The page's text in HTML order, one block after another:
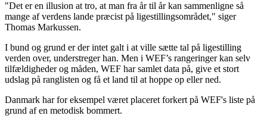
"Det er en illusion at tro, at man fra år til år kan sammenligne så
mange af verdens lande præcist på ligestillingsområdet," siger
Thomas Markussen.
I bund og grund er der intet galt i at ville sætte tal på ligestilling
verden over, understreger han. Men i WEF’s rangeringer kan selv
tilfældigheder og måden, WEF har samlet data på, give et stort
udslag på ranglisten og få et land til at hoppe op eller ned.
Danmark har for eksempel været placeret forkert på WEF's liste på
grund af en metodisk bommert.